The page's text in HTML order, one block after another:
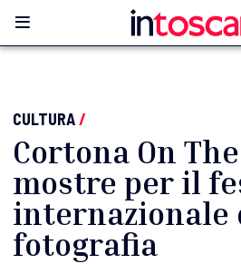
CULTURA/
Cortona On
mostre per il
internazionale
fotografia